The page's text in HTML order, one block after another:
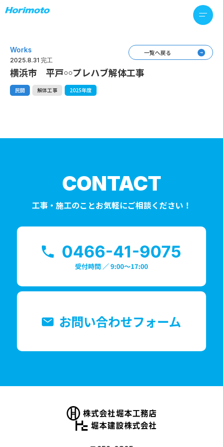
Works
2025.8.31 完工
横浜市 平戸￮￮プレハブ解体工事
民間 解体工事 2025年度
一覧へ戻る
CONTACT
工事・施工のことお気軽にご相談ください！